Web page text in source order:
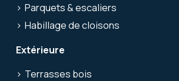
Parquets & escaliers
Habillage de cloisons
Extérieure
Terrasses bois